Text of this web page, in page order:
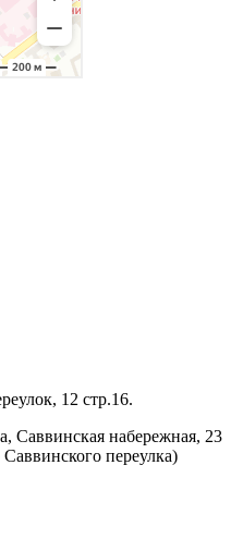
12 стр.16.
Саввинская набережная, 23
переулка)